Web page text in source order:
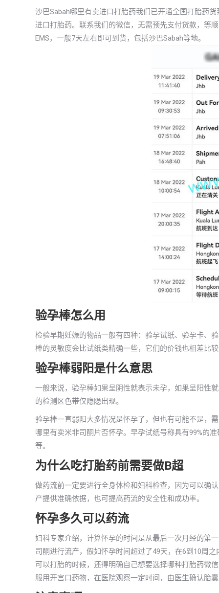
沙巴Sabah哪里有卖进口打胎药我们已开通全国打胎药
进口打胎药。联系我们的微信，无需预先支付货款，等
EMS，一般7天左右即可到货，包括沙巴Sabah等地。
验孕棒怎么用
检验早期妊娠的物品一般有四种：验孕试纸、验孕卡、
棒的灵敏度会比试纸类精确一些，它们的价钱也相差比
验孕棒弱阳是什么意思
一般来说，验孕棒如果呈阴性就表示未孕，如果呈阳性
的检测区色带仅隐隐出现。
验孕棒一直弱阳大多情况是怀孕了，但也有可能不是，
哪里有卖米非司酮片否怀孕。早孕试纸号称具有99%的
等。
为什么吃打胎药前需要做B超
做药流前一定要进行全身体检和妇科检查，因为可以确
产提供准确依据，也可提高药流的安全性和成功率。
怀孕多久可以药流
妇科专家介绍，计算怀孕的时间是从最后一次月经的第
司酮进行流产，假如怀孕时间超过了49天，在6到10周
可以打胎的时候，还得明确自己想要选择哪种打胎药微
服用开宫口药物，在医院观察一定时间，由医生确认胎